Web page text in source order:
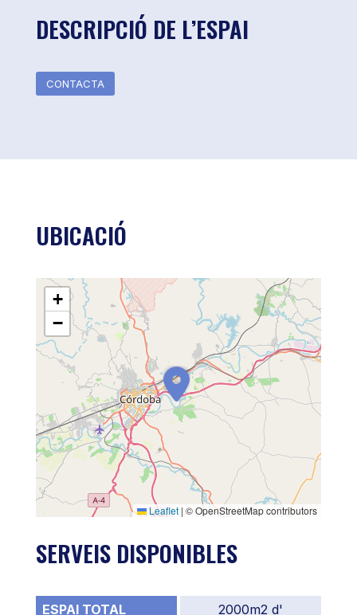
DESCRIPCIÓ DE L’ESPAI
CONTACTA
UBICACIÓ
+
−
Leaflet | © OpenStreetMap contributors
SERVEIS DISPONIBLES
ESPAI TOTAL 2000m2 d'